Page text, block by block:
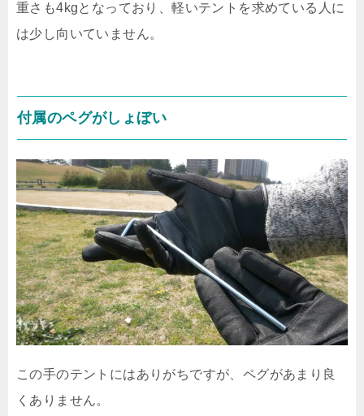
重さも4kgとなっており、軽いテントを求めている人に
は少し向いていません。
付属のペグがしょぼい
この手のテントにはありがちですが、ペグがあまり良
くありません。